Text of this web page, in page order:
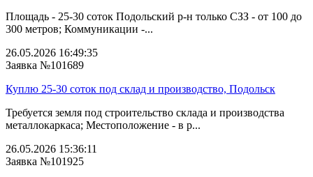
Площадь - 25-30 соток Подольский р-н только СЗЗ - от 100 до
300 метров; Коммуникации -...
26.05.2026 16:49:35
Заявка №101689
Куплю 25-30 соток под склад и производство, Подольск
Требуется земля под строительство склада и производства
металлокаркаса; Местоположение - в р...
26.05.2026 15:36:11
Заявка №101925